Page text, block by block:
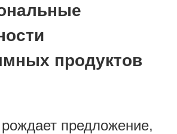
продуктов
предложение,